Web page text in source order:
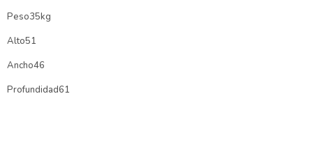
Peso35kg
Alto51
Ancho46
Profundidad61